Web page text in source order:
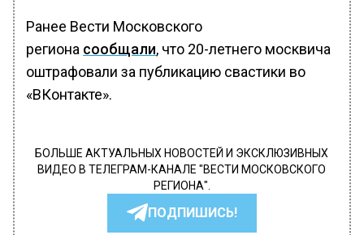
Ранее Вести Московского
региона сообщали, что 20-летнего москвича
оштрафовали за публикацию свастики во
«ВКонтакте».
БОЛЬШЕ АКТУАЛЬНЫХ НОВОСТЕЙ И ЭКСКЛЮЗИВНЫХ
ВИДЕО В ТЕЛЕГРАМ-КАНАЛЕ "ВЕСТИ МОСКОВСКОГО
РЕГИОНА".
ПОДПИШИСЬ!